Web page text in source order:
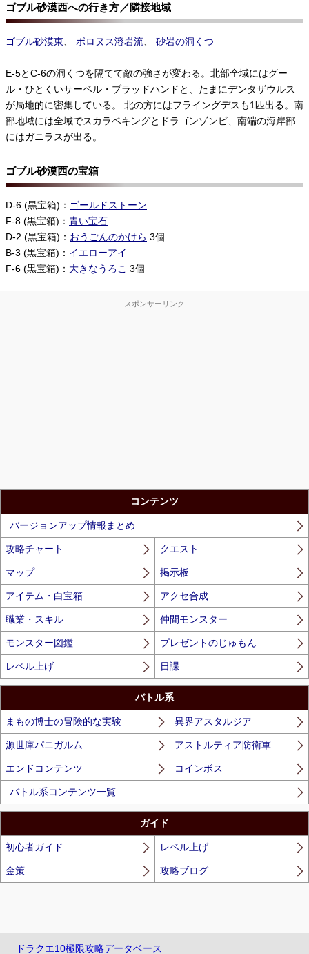
ゴブル砂漠西への行き方／隣接地域
ゴブル砂漠東 ボロヌス溶岩流 砂岩の洞くつ
E-5とC-6の洞くつを隔てて敵の強さが変わる。北部全域にはグー
ル・ひとくいサーベル・ブラッドハンドと、たまにデンタザウルス
が局地的に密集している。 北の方にはフライングデスも1匹出る。南
部地域には全域でスカラベキングとドラゴンゾンビ、南端の海岸部
にはガニラスが出る。
ゴブル砂漠西の宝箱
D-6 (黒宝箱)： ゴールドストーン
F-8 (黒宝箱)： 青い宝石
D-2 (黒宝箱)： おうごんのかけら 3個
B-3 (黒宝箱)： イエローアイ
F-6 (黒宝箱)： 大きなうろこ 3個
- スポンサーリンク -
コンテンツ
バージョンアップ情報まとめ
攻略チャート クエスト
マップ 掲示板
アイテム・白宝箱 アクセ合成
職業・スキル 仲間モンスター
モンスター図鑑 プレゼントのじゅもん
レベル上げ 日課
バトル系
まもの博士の冒険的な実験 異界アスタルジア
源世庫パニガルム アストルティア防衛軍
エンドコンテンツ コインボス
バトル系コンテンツ一覧
ガイド
初心者ガイド レベル上げ
金策 攻略ブログ
ドラクエ10極限攻略データベース